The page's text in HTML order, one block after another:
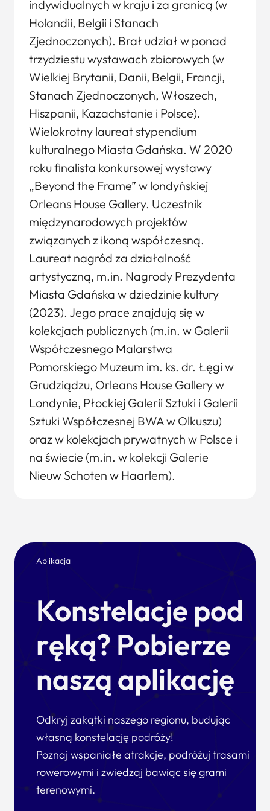
indywidualnych w kraju i za granicą (w
Holandii, Belgii i Stanach
Zjednoczonych). Brał udział w ponad
trzydziestu wystawach zbiorowych (w
Wielkiej Brytanii, Danii, Belgii, Francji,
Stanach Zjednoczonych, Włoszech,
Hiszpanii, Kazachstanie i Polsce).
Wielokrotny laureat stypendium
kulturalnego Miasta Gdańska. W 2020
roku finalista konkursowej wystawy
„Beyond the Frame” w londyńskiej
Orleans House Gallery. Uczestnik
międzynarodowych projektów
związanych z ikoną współczesną.
Laureat nagród za działalność
artystyczną, m.in. Nagrody Prezydenta
Miasta Gdańska w dziedzinie kultury
(2023). Jego prace znajdują się w
kolekcjach publicznych (m.in. w Galerii
Współczesnego Malarstwa
Pomorskiego Muzeum im. ks. dr. Łęgi w
Grudziądzu, Orleans House Gallery w
Londynie, Płockiej Galerii Sztuki i Galerii
Sztuki Współczesnej BWA w Olkuszu)
oraz w kolekcjach prywatnych w Polsce i
na świecie (m.in. w kolekcji Galerie
Nieuw Schoten w Haarlem).
Aplikacja
Konstelacje pod
ręką? Pobierze
naszą aplikację
Odkryj zakątki naszego regionu, budując
własną konstelację podróży!
Poznaj wspaniałe atrakcje, podróżuj trasami
rowerowymi i zwiedzaj bawiąc się grami
terenowymi.